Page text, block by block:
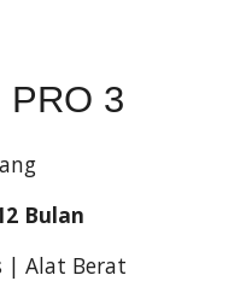
PRO 3
Bulan
| Alat Berat